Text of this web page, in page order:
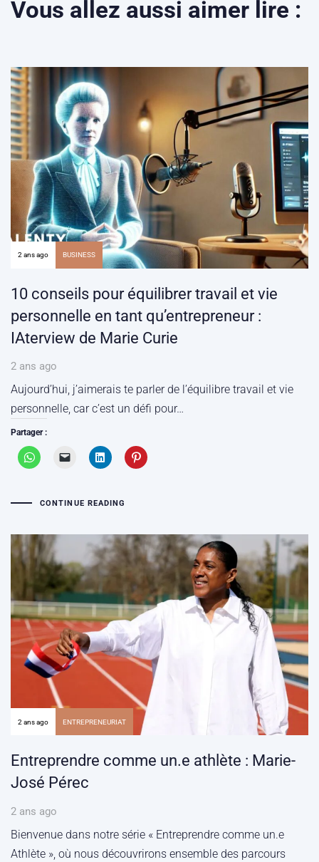
Vous allez aussi aimer lire :
2 ans ago BUSINESS
10 conseils pour équilibrer travail et vie
personnelle en tant qu’entrepreneur :
IAterview de Marie Curie
2 ans ago
Aujourd’hui, j’aimerais te parler de l’équilibre travail et vie
personnelle, car c’est un défi pour…
Partager :
CONTINUE READING
2 ans ago ENTREPRENEURIAT
Entreprendre comme un.e athlète : Marie-
José Pérec
2 ans ago
Bienvenue dans notre série « Entreprendre comme un.e
Athlète », où nous découvrirons ensemble des parcours